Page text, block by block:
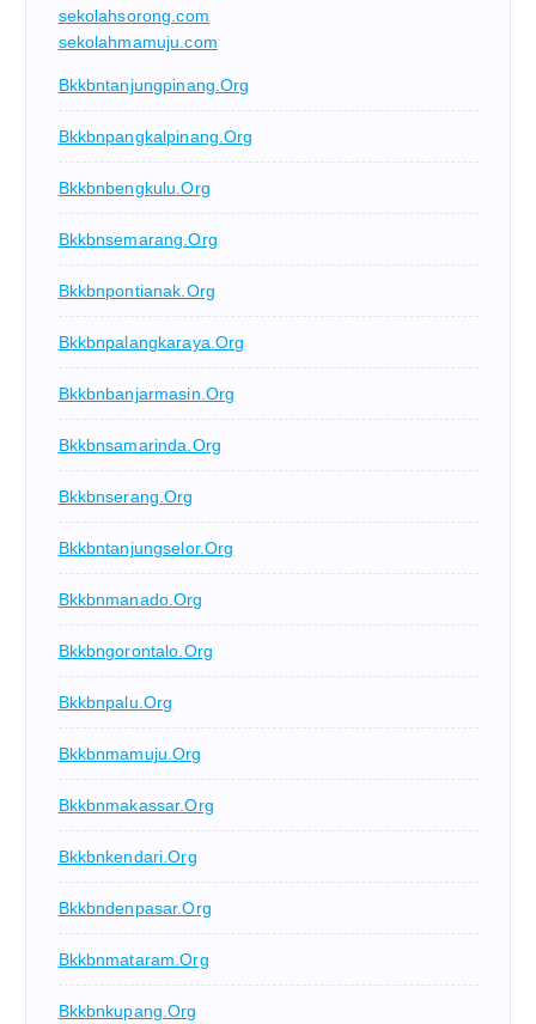
sekolahsorong.com
sekolahmamuju.com
Bkkbntanjungpinang.org
Bkkbnpangkalpinang.org
Bkkbnbengkulu.org
Bkkbnsemarang.org
Bkkbnpontianak.org
Bkkbnpalangkaraya.org
Bkkbnbanjarmasin.org
Bkkbnsamarinda.org
Bkkbnserang.org
Bkkbntanjungselor.org
Bkkbnmanado.org
Bkkbngorontalo.org
Bkkbnpalu.org
Bkkbnmamuju.org
Bkkbnmakassar.org
Bkkbnkendari.org
Bkkbndenpasar.org
Bkkbnmataram.org
Bkkbnkupang.org